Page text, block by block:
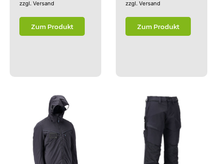
zzgl. Versand
Zum Produkt
zzgl. Versand
Zum Produkt